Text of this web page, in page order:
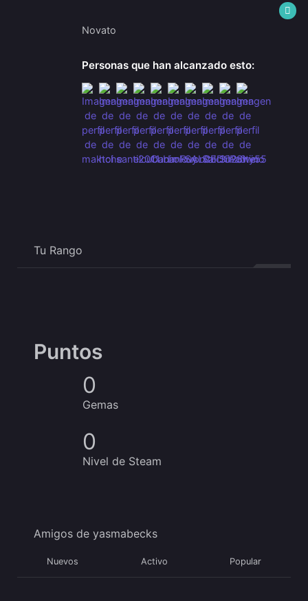
Novato
Personas que han alcanzado esto:
Tu Rango
Puntos
0
Gemas
0
Nivel de Steam
Amigos de yasmabecks
Nuevos Activo Popular